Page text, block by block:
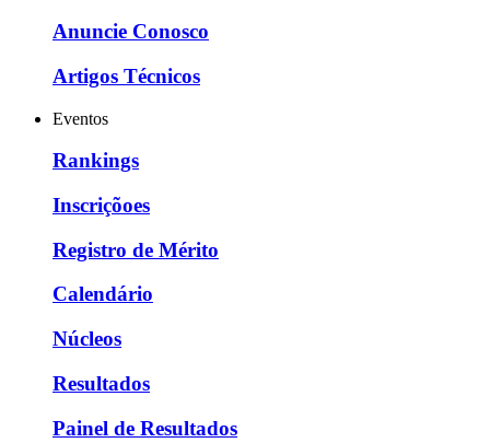
Anuncie Conosco
Artigos Técnicos
Eventos
Rankings
Inscriçõoes
Registro de Mérito
Calendário
Núcleos
Resultados
Painel de Resultados